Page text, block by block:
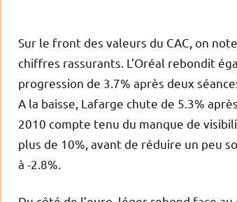
Sur le front des valeurs du CAC, on
chiffres rassurants. L’Oréal rebondit
progression de 3.7% après deux
A la baisse, Lafarge chute de 5.3%
2010 compte tenu du manque de
plus de 10%, avant de réduire un peu
à -2.8%.